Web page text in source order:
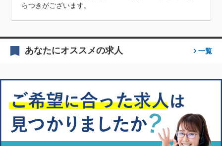
らつきがございます。
あなたにオススメの求人 一覧